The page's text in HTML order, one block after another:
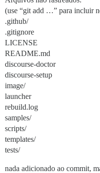
(use “git add …” para incluir
.github/
.gitignore
LICENSE
README.md
discourse-doctor
discourse-setup
image/
launcher
rebuild.log
samples/
scripts/
templates/
tests/
nada adicionado ao commit,